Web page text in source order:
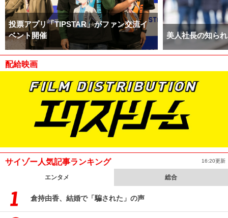
投票アプリ「TIPSTAR」がファン交流イ
ベント開催
美人社長の知ら
配給映画
サイゾー人気記事ランキング 16:20更新
エンタメ 総合
倉持由香、結婚で「騙された」の声